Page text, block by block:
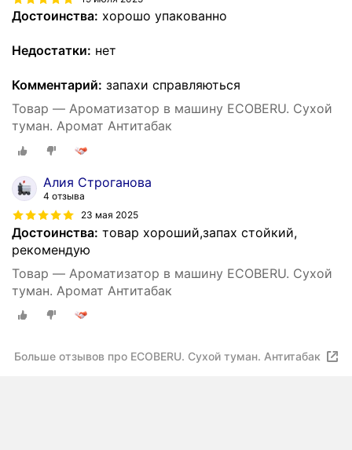
Достоинства: хорошо упакованно
Недостатки: нет
Комментарий: запахи справляються
Товар — Ароматизатор в машину ECOBERU. Сухой
туман. Аромат Антитабак
Алия Строганова
4 отзыва
23 мая 2025
Достоинства: товар хороший,запах стойкий,
рекомендую
Товар — Ароматизатор в машину ECOBERU. Сухой
туман. Аромат Антитабак
Больше отзывов про ECOBERU. Сухой туман. Антитабак